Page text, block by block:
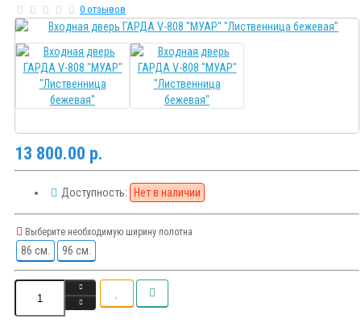
0 отзывов
13 800.00 р.
Доступность: Нет в наличии
Выберите необходимую ширину полотна
86 см. 96 см.